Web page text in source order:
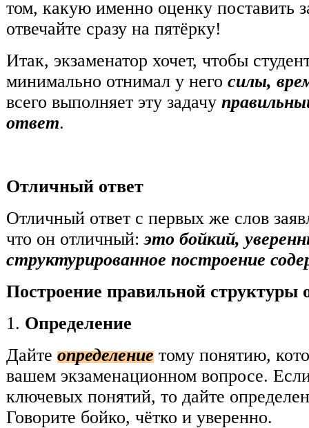
том, какую именно оценку поставить
отвечайте сразу на пятёрку!
Итак, экзаменатор хочет, чтобы
минимально отнимал у него силы,
всего выполняет эту задачу
ответ.
Отличный ответ
Отличный ответ с первых же слов
что он отличный:это бойкий,
структурированное построение
Построение правильной структуры
1. Определение
Дайте определение тому понятию,
вашем экзаменационном вопросе.
ключевых понятий, то дайте
Говорите бойко, чётко и уверенно.